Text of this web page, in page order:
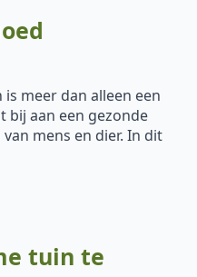
meer dan alleen een
bij aan een gezonde
mens en dier. In dit
tuin te